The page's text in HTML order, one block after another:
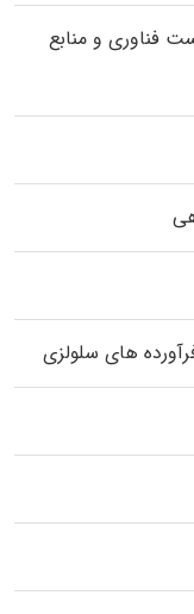
فناوری و منابع
های سلولزی